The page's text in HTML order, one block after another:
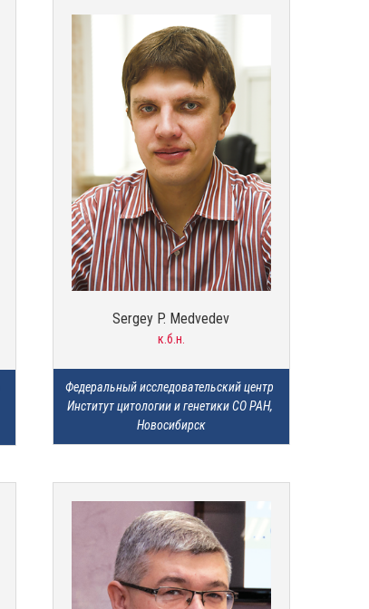
Sergey P. Medvedev
к.б.н.
Федеральный исследовательский центр
Институт цитологии и генетики СО РАН,
Новосибирск